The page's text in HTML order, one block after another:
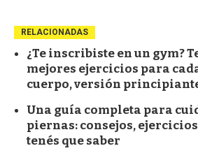
RELACIONADAS
¿Te inscribiste en un gym?
mejores ejercicios para
cuerpo, versión
Una guía completa para
piernas: consejos,
tenés que saber